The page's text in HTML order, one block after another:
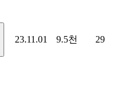
23.11.01 9.5천 29